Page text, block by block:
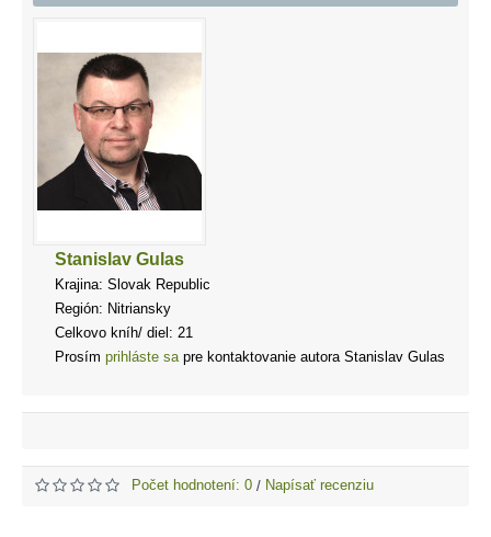
Stanislav Gulas
Krajina: Slovak Republic
Región: Nitriansky
Celkovo kníh/ diel: 21
Prosím prihláste sapre kontaktovanie autora Stanislav Gulas
Počet hodnotení: 0 / Napísať recenziu